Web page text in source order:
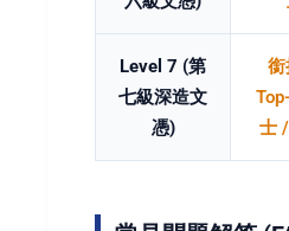
Level 7 (第
七級深造文
憑)
士